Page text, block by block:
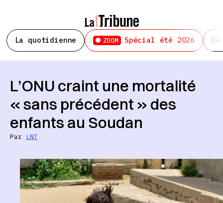
La quotidienne ZOOM Spécial été 2026
L’ONU craint une mortalité
« sans précédent » des
enfants au Soudan
Par LNT